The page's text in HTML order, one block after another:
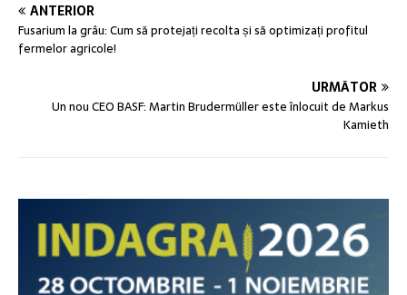
ANTERIOR
Fusarium la grâu: Cum să protejați recolta și să optimizați profitul
fermelor agricole!
URMĂTOR
Un nou CEO BASF: Martin Brudermüller este înlocuit de Markus
Kamieth